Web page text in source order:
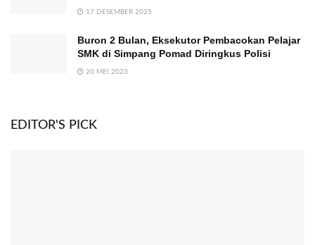
17 DESEMBER 2025
Buron 2 Bulan, Eksekutor Pembacokan Pelajar
SMK di Simpang Pomad Diringkus Polisi
20 MEI 2023
EDITOR'S PICK